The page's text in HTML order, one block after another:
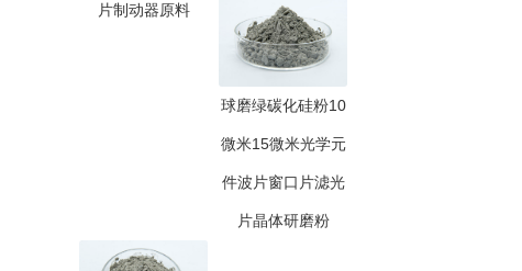
片制动器原料
球磨绿碳化硅粉10
微米15微米光学元
件波片窗口片滤光
片晶体研磨粉